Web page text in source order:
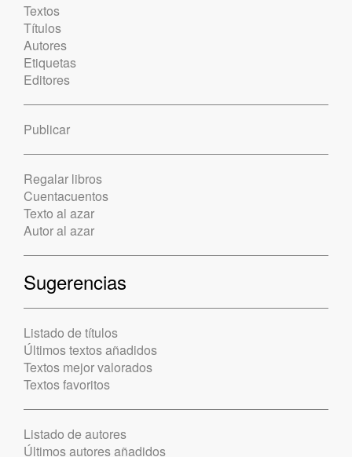
Textos
Títulos
Autores
Etiquetas
Editores
Publicar
Regalar libros
Cuentacuentos
Texto al azar
Autor al azar
Sugerencias
Listado de títulos
Últimos textos añadidos
Textos mejor valorados
Textos favoritos
Listado de autores
Últimos autores añadidos